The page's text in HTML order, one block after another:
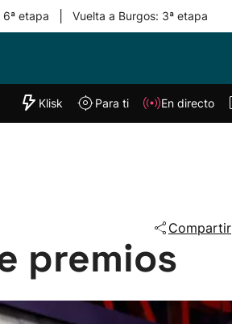
6ª etapa Vuelta a Burgos: 3ª etapa
"Helmuga"
Klisk
Klisk Para ti En directo
Compartir
premios